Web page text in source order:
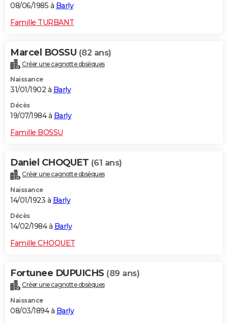
08/06/1985 à Barly
Famille TURBANT
Marcel BOSSU (82 ans)
Créer une cagnotte obsèques
Naissance
31/01/1902 à Barly
Décès
19/07/1984 à Barly
Famille BOSSU
Daniel CHOQUET (61 ans)
Créer une cagnotte obsèques
Naissance
14/01/1923 à Barly
Décès
14/02/1984 à Barly
Famille CHOQUET
Fortunee DUPUICHS (89 ans)
Créer une cagnotte obsèques
Naissance
08/03/1894 à Barly